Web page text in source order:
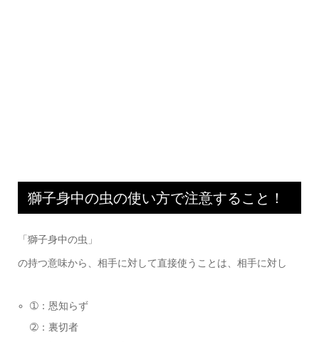
獅子身中の虫の使い方で注意すること！
「獅子身中の虫」
の持つ意味から、相手に対して直接使うことは、相手に対し
➀：恩知らず
➁：裏切者